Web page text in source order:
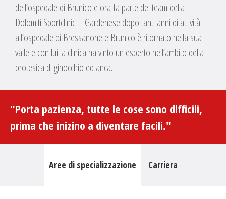
dell’ospedale di Brunico e ora fa parte del team della
Dolomiti Sportclinic. Il Gardenese dopo tanti anni di attività
all’ospedale di Bressanone e Brunico è ritornato nella sua
valle e con lui la clinica ha vinto un esperto nell’ambito della
protesica di ginocchio ed anca.
"Porta pazienza, tutte le cose sono difficili,
prima che inizino a diventare facili."
Aree di specializzazione Carriera